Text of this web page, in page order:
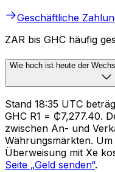
Geschäftliche
ZAR bis GHC häufig
Wie hoch ist heute der
Stand 18:35 UTC
GHC R1 = ₵7,277.40.
zwischen An- und
Währungsmärkten.
Überweisung mit Xe
Seite „Geld senden“.